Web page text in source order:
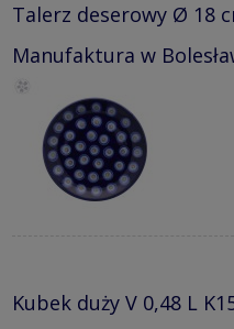
Talerz deserowy Ø 18
Manufaktura w
Kubek duży V 0,48 L